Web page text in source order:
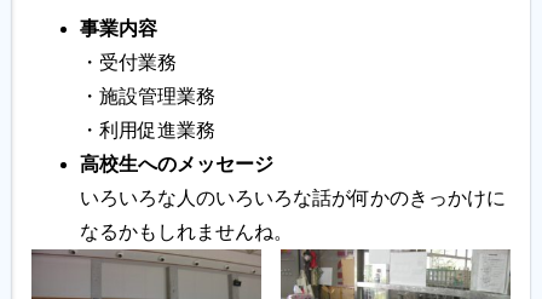
事業内容
・受付業務
・施設管理業務
・利用促進業務
高校生へのメッセージ
いろいろな人のいろいろな話が何かのきっかけに
なるかもしれませんね。